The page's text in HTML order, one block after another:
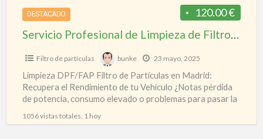
Madrid
Rápido
Eficaz
DESTACADO 120.00 €
Servicio Profesional de Limpieza de Filtro de Partículas en Madrid – Rápido y Eficaz
Filtro de partículas bunke 23 mayo, 2025
Limpieza DPF/FAP Filtro de Partículas en Madrid:
Recupera el Rendimiento de tu Vehículo ¿Notas pérdida
de potencia, consumo elevado o problemas para pasar la
1056 vistas totales, 1 hoy